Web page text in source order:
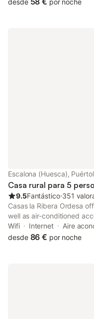
desde por noche
Escalona (Huesca),
Casa rural para 5
9.5Fantástico⋅351
Casas la Ribera Ordesa
well as air-conditioned
mountain views, this
Wifi Internet
Aire
desde 86 € por noche